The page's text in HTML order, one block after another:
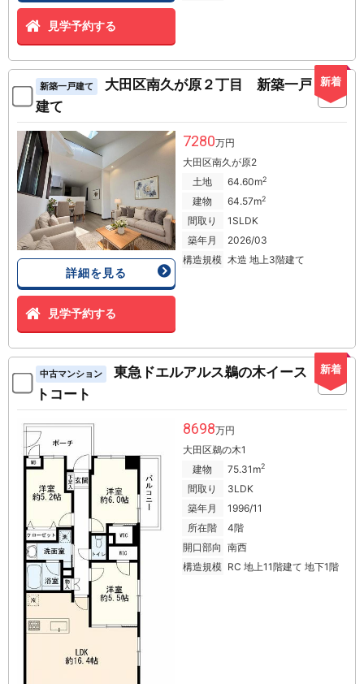
見学予約する
新着
新築一戸建て
大田区南久が原２丁目 新築一戸
建て
詳細を見る
見学予約する
7280万円
大田区南久が原2
土地
64.60m2
建物 64.57m2
間取り
1SLDK
築年月
2026/03
構造規模 木造 地上3階建て
新着
中古マンション
東急ドエルアルス鵜の木イース
トコート
8698万円
大田区鵜の木1
建物
75.31m2
間取り
3LDK
築年月
1996/11
所在階
4階
開口部向 南西
構造規模 RC 地上11階建て 地下1階